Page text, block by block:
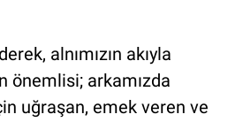
alnımızın akıyla
önemlisi; arkamızda
uğraşan, emek veren ve